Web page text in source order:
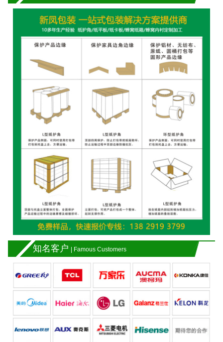
知名客户 | Famous Customers